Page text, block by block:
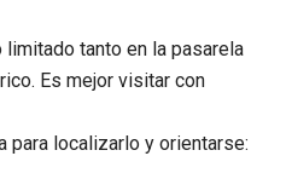
limitado tanto en la pasarela
Es mejor visitar con
para localizarlo y orientarse: